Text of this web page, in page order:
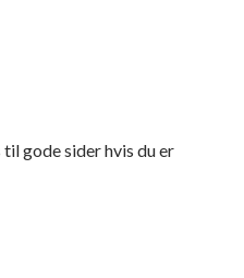
gode sider hvis du er